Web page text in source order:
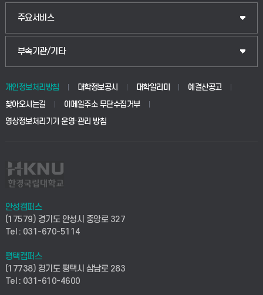
생명공학부
사회안전시스템공학부
컴퓨터응용수학부
ICT로봇기계공학부
전자전기공학부
산업대학원
공공정책대학원
교육대학원
주요서비스
입학안내
웹메일
학사시스템(전문학사 및 전공심화)
사이버캠퍼스(전문학사 및 전공심화)
시설바로처리서비스
연구실안전관리시스템
산학연구관리시스템
부속기관/기타
중앙도서관
학생생활관(안성)
산학협력단
취업지원센터
창업지원센터
현장실습지원센터
개인정보처리방침 대학정보공시 대학알리미
예결산공고
찾아오시는길
이메일주소 무단수집거부
영상정보처리기기 운영·관리 방침
안성캠퍼스
(17579) 경기도 안성시 중앙로 327
Tel : 031-670-5114
평택캠퍼스
(17738) 경기도 평택시 삼남로 283
Tel : 031-610-4600